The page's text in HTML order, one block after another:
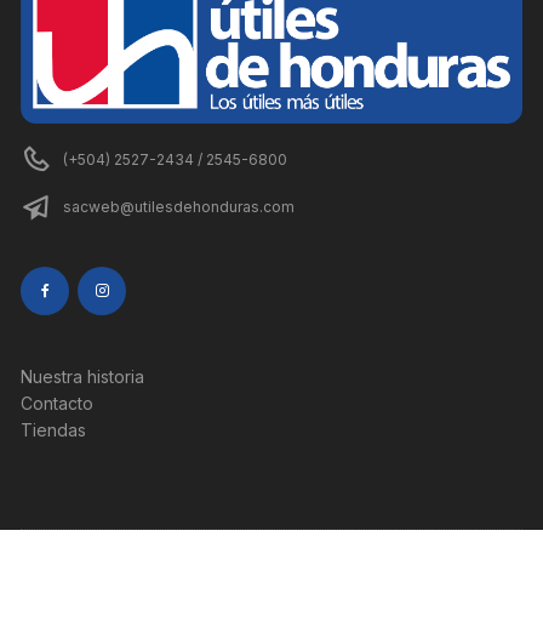
(+504) 2527-2434 / 2545-6800
sacweb@utilesdehonduras.com
Nuestra historia
Contacto
Tiendas